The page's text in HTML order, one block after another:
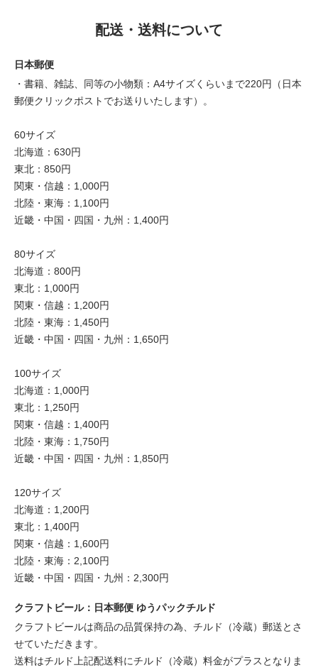
配送・送料について
日本郵便
・書籍、雑誌、同等の小物類：A4サイズくらいまで220円（日本
郵便クリックポストでお送りいたします）。
60サイズ
北海道：630円
東北：850円
関東・信越：1,000円
北陸・東海：1,100円
近畿・中国・四国・九州：1,400円
80サイズ
北海道：800円
東北：1,000円
関東・信越：1,200円
北陸・東海：1,450円
近畿・中国・四国・九州：1,650円
100サイズ
北海道：1,000円
東北：1,250円
関東・信越：1,400円
北陸・東海：1,750円
近畿・中国・四国・九州：1,850円
120サイズ
北海道：1,200円
東北：1,400円
関東・信越：1,600円
北陸・東海：2,100円
近畿・中国・四国・九州：2,300円
クラフトビール：日本郵便 ゆうパックチルド
クラフトビールは商品の品質保持の為、チルド（冷蔵）郵送とさ
せていただきます。
送料はチルド上記配送料にチルド（冷蔵）料金がプラスとなりま